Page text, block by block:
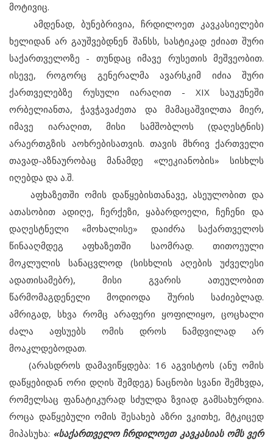
მოტივიც.
ამდენად, ბუნებრივია, ჩრდილოეთ კავკასიელები
ხელიდან არ გაუშვებდნენ შანსს, სასტიკად ეძიათ შური
საქართველოზე - თუნდაც იმავე რუსეთის მეშვეობით.
ისევე, როგორც გენერალმა ავარსკიმ იძია შური
ქართველებზე რუსული იარაღით - XIX საუკუნეში
ორბელიანთა, ჭავჭავაძეთა და მამაცაშვილთა მიერ,
იმავე იარაღით, მისი სამშობლოს (დაღესტნის)
არაერთგზის აოხრებისათვის. თავის მხრივ ქართველი
თავად-აზნაურობაც მანამდე «ლეკიანობის» სისხლს
იღებდა და ა.შ.
აფხაზეთში ომის დაწყებისთანავე, ასეულობით და
ათასობით ადიღე, ჩერქეზი, ყაბარდოელი, ჩეჩენი და
დაღესტნელი «მოხალისე» დაიძრა საქართველოს
წინააღმდეგ აფხაზეთში საომრად. თითოეული
მოკლულის სანაცვლოდ (სისხლის აღების უძველესი
ადათისამებრ), მისი გვარის ათეულობით
წარმომაგდენელი მოდიოდა შურის საძიებლად.
ამრიგად, სხვა რომც არაფერი ყოფილიყო, ცოცხალი
ძალა აფსუებს ომის დროს ნამდვილად არ
მოაკლდებოდათ.
(არასდროს დამავიწყდება: 16 აგვისტოს (ანუ ომის
დაწყებიდან ორი დღის შემდეგ) ნაცნობი სვანი შემხვდა,
რომელსაც ფანატიკურად სძულდა ზვიად გამსახურდია.
როცა დაწყებული ომის შესახებ აზრი ვკითხე, მტკიცედ
მიპასუხა: «საქართველო ჩრდილოეთ კავკასიას ომს ვერ